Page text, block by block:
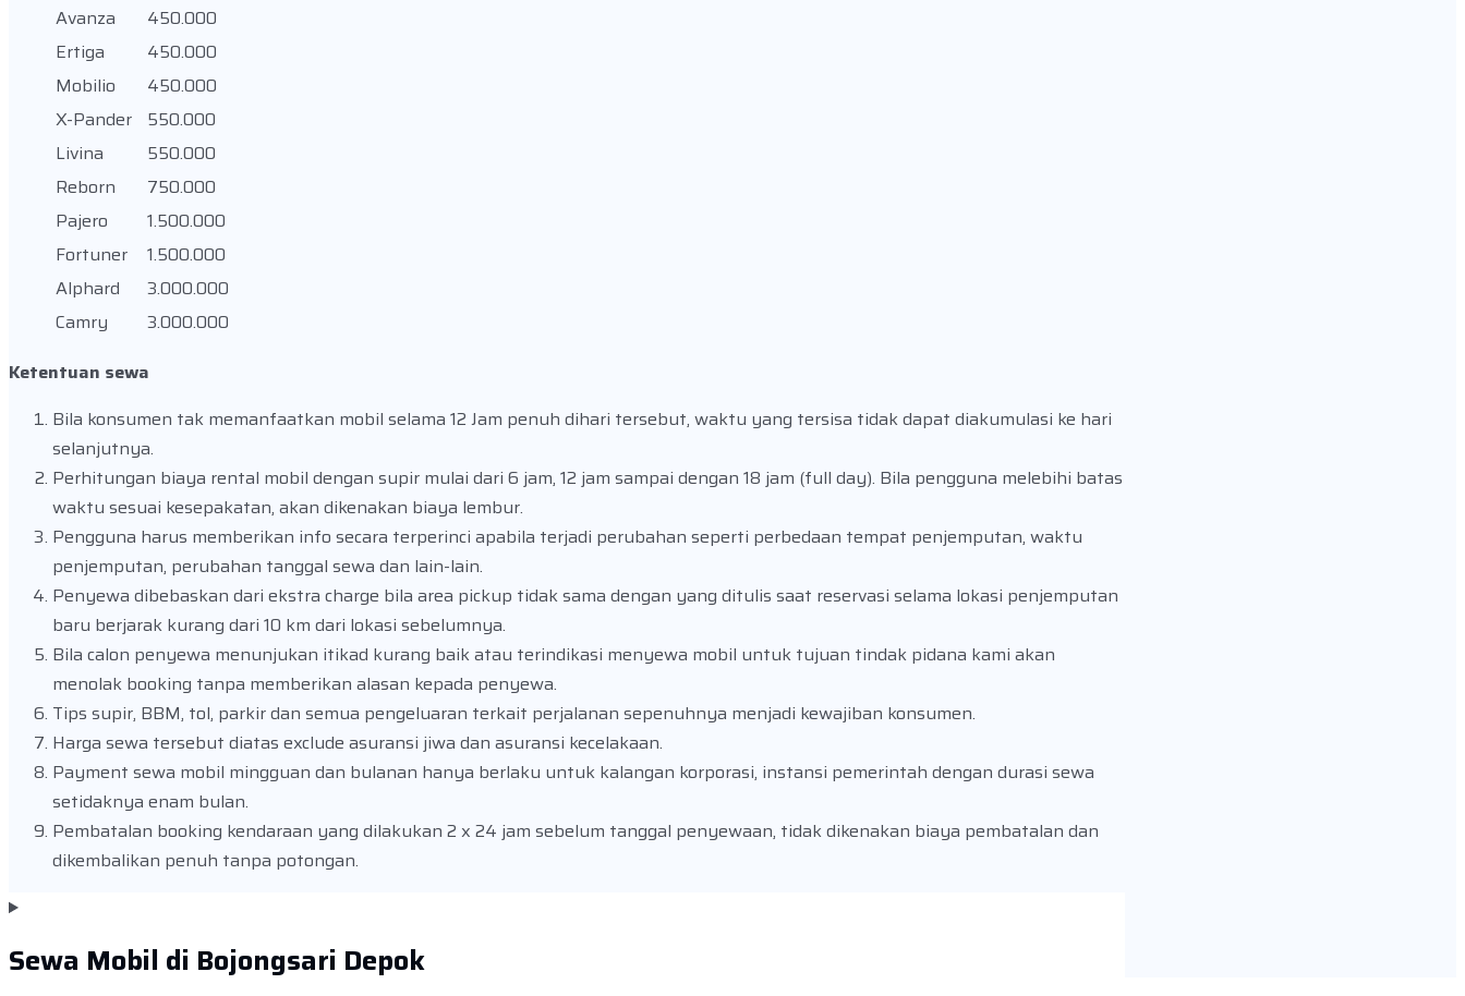
Avanza
450.000
Ertiga
450.000
Mobilio
450.000
X-Pander 550.000
Livina
550.000
Reborn
750.000
Pajero
1.500.000
Fortuner
1.500.000
Alphard
3.000.000
Camry
3.000.000
Ketentuan sewa
Bila konsumen tak memanfaatkan mobil selama 12 Jam penuh dihari tersebut, waktu yang tersisa tidak dapat diakumulasi ke hari
selanjutnya.
Perhitungan biaya rental mobil dengan supir mulai dari 6 jam, 12 jam sampai dengan 18 jam (full day). Bila pengguna melebihi batas
waktu sesuai kesepakatan, akan dikenakan biaya lembur.
Pengguna harus memberikan info secara terperinci apabila terjadi perubahan seperti perbedaan tempat penjemputan, waktu
penjemputan, perubahan tanggal sewa dan lain-lain.
Penyewa dibebaskan dari ekstra charge bila area pickup tidak sama dengan yang ditulis saat reservasi selama lokasi penjemputan
baru berjarak kurang dari 10 km dari lokasi sebelumnya.
Bila calon penyewa menunjukan itikad kurang baik atau terindikasi menyewa mobil untuk tujuan tindak pidana kami akan
menolak booking tanpa memberikan alasan kepada penyewa.
Tips supir, BBM, tol, parkir dan semua pengeluaran terkait perjalanan sepenuhnya menjadi kewajiban konsumen.
Harga sewa tersebut diatas exclude asuransi jiwa dan asuransi kecelakaan.
Payment sewa mobil mingguan dan bulanan hanya berlaku untuk kalangan korporasi, instansi pemerintah dengan durasi sewa
setidaknya enam bulan.
Pembatalan booking kendaraan yang dilakukan 2 x 24 jam sebelum tanggal penyewaan, tidak dikenakan biaya pembatalan dan
dikembalikan penuh tanpa potongan.
Sewa Mobil di Bojongsari Depok